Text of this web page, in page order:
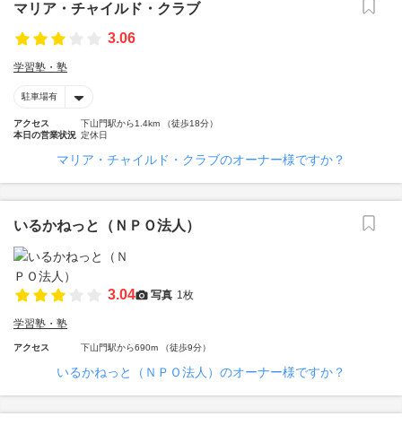
マリア・チャイルド・クラブ
3.06
学習塾・塾
駐車場有
アクセス
下山門駅から1.4km （徒歩18分）
本日の営業状況 定休日
マリア・チャイルド・クラブのオーナー様ですか？
いるかねっと（ＮＰＯ法人）
3.04 写真 1枚
学習塾・塾
アクセス 下山門駅から690m （徒歩9分）
いるかねっと（ＮＰＯ法人）のオーナー様ですか？